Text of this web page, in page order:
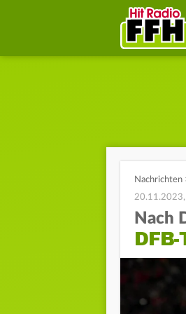
Nachrichten
Nach